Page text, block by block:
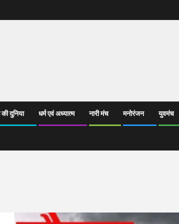
दुनिया धर्म एवं अध्यात्म नारी मंच मनोरंजन युवमंच